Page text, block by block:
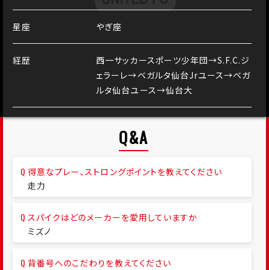
星座 やぎ座
経歴
西一サッカースポーツ少年団→S.F.C.ジ
ェラーレ→ベガルタ仙台Jrユース→ベガ
ルタ仙台ユース→仙台大
Q&A
得意なプレー、ストロングポイントを教えてください
走力
スパイクはどのメーカーを愛用していますか
ミズノ
背番号へのこだわりを教えてください